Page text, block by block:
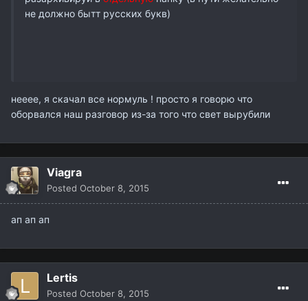
не должно бытт русских букв)
нееее, я скачал все нормуль ! просто я говорю что
оборвался наш разговор из-за того что свет вырубили
Viagra
Posted October 8, 2015
ап ап ап
Lertis
Posted October 8, 2015